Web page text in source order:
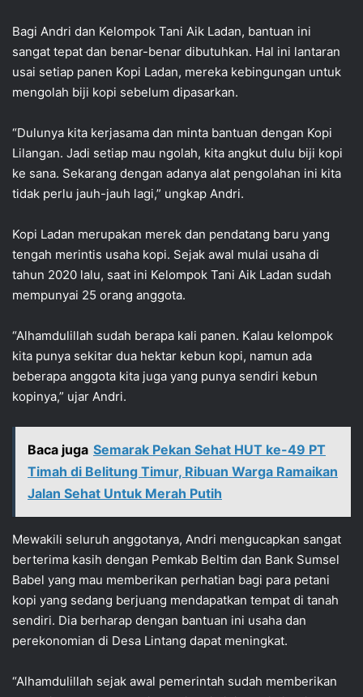
Bagi Andri dan Kelompok Tani Aik Ladan, bantuan ini
sangat tepat dan benar-benar dibutuhkan. Hal ini lantaran
usai setiap panen Kopi Ladan, mereka kebingungan untuk
mengolah biji kopi sebelum dipasarkan.
“Dulunya kita kerjasama dan minta bantuan dengan Kopi
Lilangan. Jadi setiap mau ngolah, kita angkut dulu biji kopi
ke sana. Sekarang dengan adanya alat pengolahan ini kita
tidak perlu jauh-jauh lagi,” ungkap Andri.
Kopi Ladan merupakan merek dan pendatang baru yang
tengah merintis usaha kopi. Sejak awal mulai usaha di
tahun 2020 lalu, saat ini Kelompok Tani Aik Ladan sudah
mempunyai 25 orang anggota.
“Alhamdulillah sudah berapa kali panen. Kalau kelompok
kita punya sekitar dua hektar kebun kopi, namun ada
beberapa anggota kita juga yang punya sendiri kebun
kopinya,” ujar Andri.
Baca juga Semarak Pekan Sehat HUT ke-49 PT
Timah di Belitung Timur, Ribuan Warga Ramaikan
Jalan Sehat Untuk Merah Putih
Mewakili seluruh anggotanya, Andri mengucapkan sangat
berterima kasih dengan Pemkab Beltim dan Bank Sumsel
Babel yang mau memberikan perhatian bagi para petani
kopi yang sedang berjuang mendapatkan tempat di tanah
sendiri. Dia berharap dengan bantuan ini usaha dan
perekonomian di Desa Lintang dapat meningkat.
“Alhamdulillah sejak awal pemerintah sudah memberikan